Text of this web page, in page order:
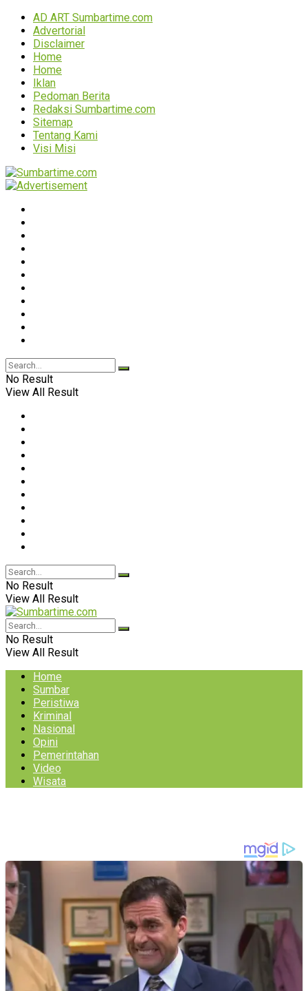
AD ART Sumbartime.com
Advertorial
Disclaimer
Home
Home
Iklan
Pedoman Berita
Redaksi Sumbartime.com
Sitemap
Tentang Kami
Visi Misi
No Result
View All Result
No Result
View All Result
No Result
View All Result
Home
Sumbar
Peristiwa
Kriminal
Nasional
Opini
Pemerintahan
Video
Wisata